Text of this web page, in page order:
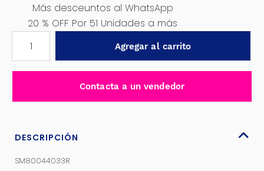
Más desceuntos al WhatsApp
20 % OFF Por 51 Unidades a más
LÍQUIDA
COLOR
Agregar al carrito
Contacta a un vendedor
DESCRIPCIÓN
SM80044033R